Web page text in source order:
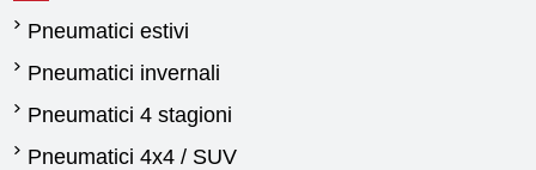
Pneumatici estivi
Pneumatici invernali
Pneumatici 4 stagioni
Pneumatici 4x4 / SUV